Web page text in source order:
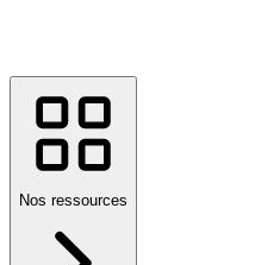
Nos ressources